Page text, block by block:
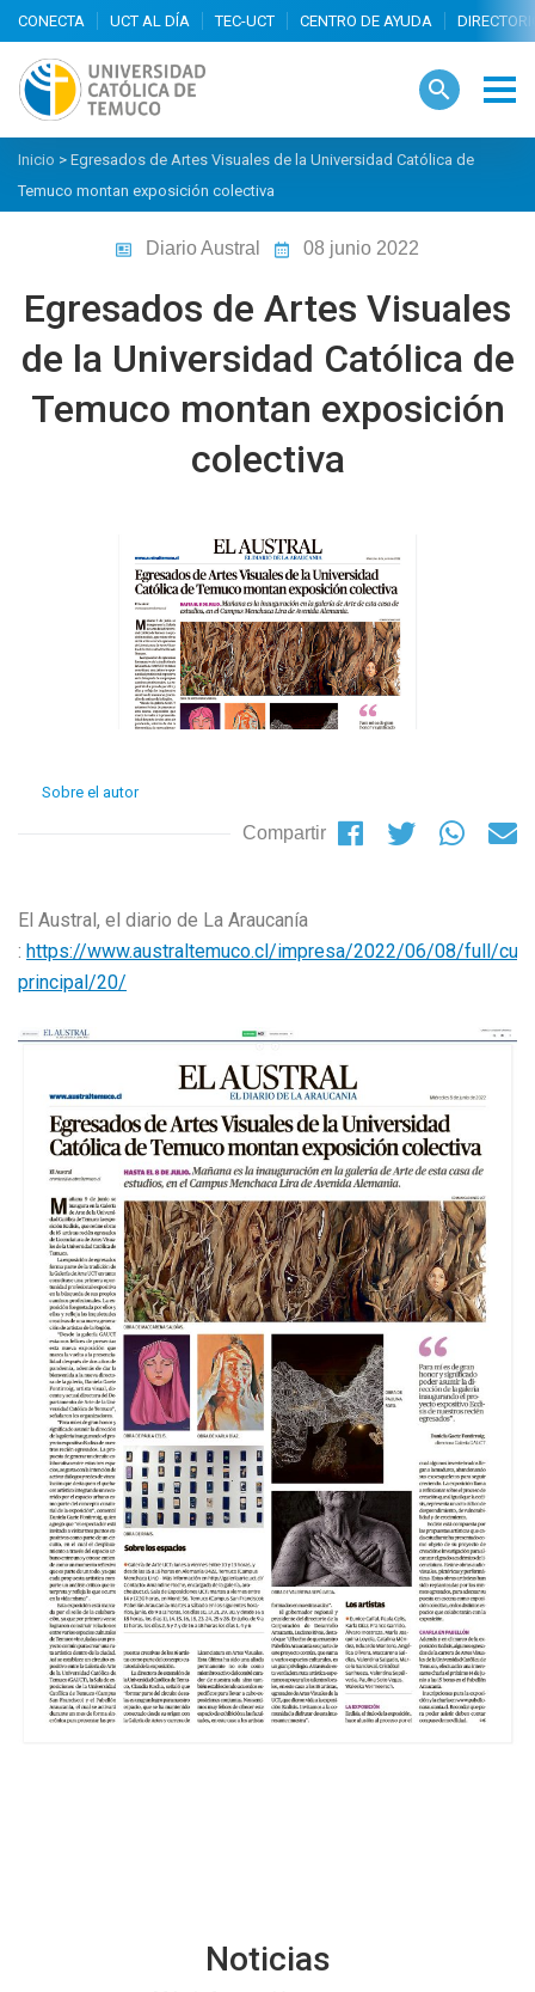
search
Inicio > Egresados de Artes Visuales de la Universidad Católica de
Temuco montan exposición colectiva
Diario Austral 08 junio 2022
Egresados de Artes Visuales
de la Universidad Católica de
Temuco montan exposición
colectiva
Sobre el autor
Compartir
El Austral, el diario de La Araucanía
: https://www.australtemuco.cl/impresa/2022/06/08/full/
principal/20/
Noticias